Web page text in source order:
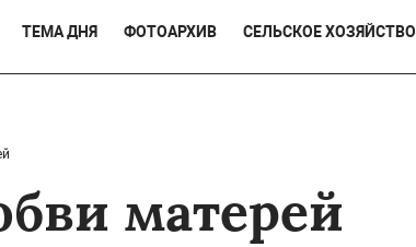
ТЕМА ДНЯ ФОТОАРХИВ СЕЛЬСКОЕ ХОЗЯЙСТВО
матерей